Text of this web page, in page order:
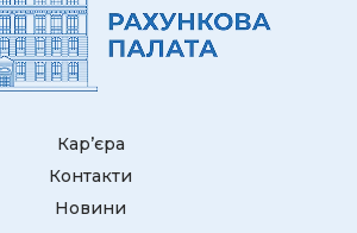
Кар’єра
Контакти
Новини